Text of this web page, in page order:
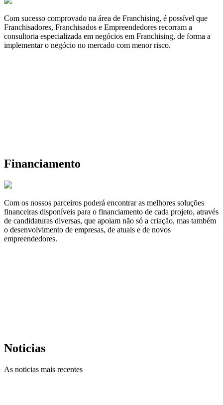
Com sucesso comprovado na área de Franchising, é possível que
Franchisadores, Franchisados e Empreendedores recorram a
consultoria especializada em negócios em Franchising, de forma a
implementar o negócio no mercado com menor risco.
Financiamento
Com os nossos parceiros poderá encontrar as melhores soluções
financeiras disponíveis para o financiamento de cada projeto, através
de candidaturas diversas, que apoiam não só a criação, mas também
o desenvolvimento de empresas, de atuais e de novos
empreendedores.
Noticias
As noticias mais recentes